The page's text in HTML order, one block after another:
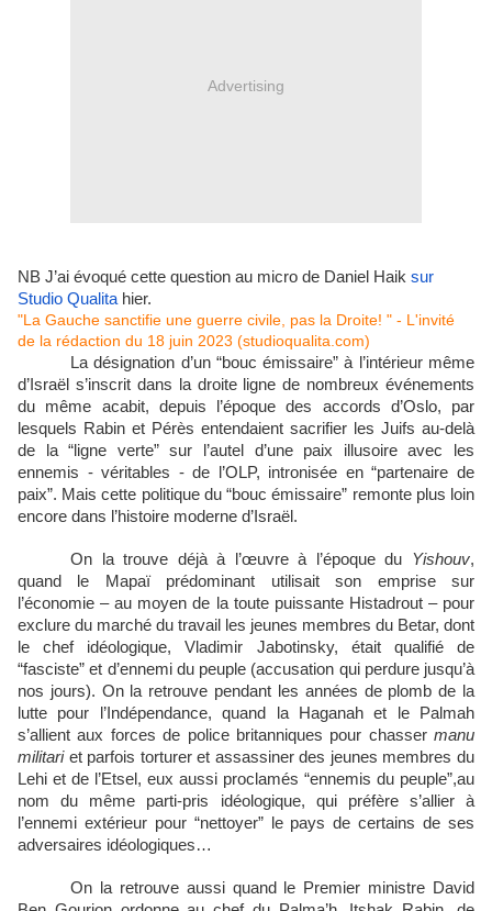
Advertising
NB J’ai évoqué cette question au micro de Daniel Haik sur
Studio Qualita hier.
"La Gauche sanctifie une guerre civile, pas la Droite! " - L'invité
de la rédaction du 18 juin 2023 (studioqualita.com)
La désignation d’un “bouc émissaire” à l’intérieur même
d’Israël s’inscrit dans la droite ligne de nombreux événements
du même acabit, depuis l’époque des accords d’Oslo, par
lesquels Rabin et Pérès entendaient sacrifier les Juifs au-delà
de la “ligne verte” sur l’autel d’une paix illusoire avec les
ennemis - véritables - de l’OLP, intronisée en “partenaire de
paix”. Mais cette politique du “bouc émissaire” remonte plus loin
encore dans l’histoire moderne d’Israël.
On la trouve déjà à l’œuvre à l’époque du Yishouv,
quand le Mapaï prédominant utilisait son emprise sur
l’économie – au moyen de la toute puissante Histadrout – pour
exclure du marché du travail les jeunes membres du Betar, dont
le chef idéologique, Vladimir Jabotinsky, était qualifié de
“fasciste” et d’ennemi du peuple (accusation qui perdure jusqu’à
nos jours). On la retrouve pendant les années de plomb de la
lutte pour l’Indépendance, quand la Haganah et le Palmah
s’allient aux forces de police britanniques pour chasser manu
militariet parfois torturer et assassiner des jeunes membres du
Lehi et de l’Etsel, eux aussi proclamés “ennemis du peuple”,au
nom du même parti-pris idéologique, qui préfère s’allier à
l’ennemi extérieur pour “nettoyer” le pays de certains de ses
adversaires idéologiques…
On la retrouve aussi quand le Premier ministre David